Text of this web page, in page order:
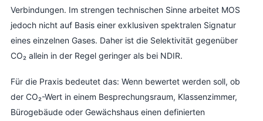
Verbindungen. Im strengen technischen Sinne arbeitet MOS
jedoch nicht auf Basis einer exklusiven spektralen Signatur
eines einzelnen Gases. Daher ist die Selektivität gegenüber
CO₂ allein in der Regel geringer als bei NDIR.
Für die Praxis bedeutet das: Wenn bewertet werden soll, ob
der CO₂-Wert in einem Besprechungsraum, Klassenzimmer,
Bürogebäude oder Gewächshaus einen definierten